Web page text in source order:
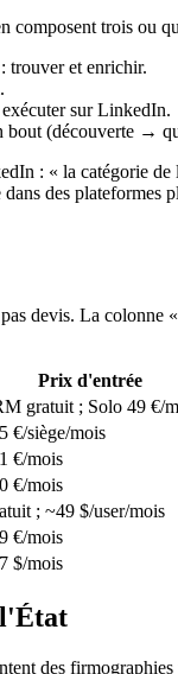
composent trois ou
trouver et enrichir.
sur LinkedIn.
bout (découverte →
: « la catégorie
des
devis. La
Prix d'entrée
gratuit ; Solo 49 €/
€/siège/mois
€/mois
€/mois
; ~49 $/user/mois
€/mois
$/mois
des firmographies